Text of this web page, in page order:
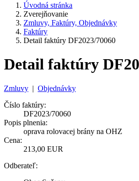
Úvodná stránka
Zverejňovanie
Zmluvy, Faktúry, Objednávky
Faktúry
Detail faktúry DF2023/70060
Detail faktúry
Zmluvy | Objednávky
Číslo faktúry:
DF2023/70060
Popis plnenia:
oprava rolovacej brány na OHZ
Cena:
213,00 EUR
Odberateľ: